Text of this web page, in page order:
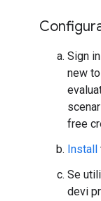
Sign
new
free
Install
Se
devi